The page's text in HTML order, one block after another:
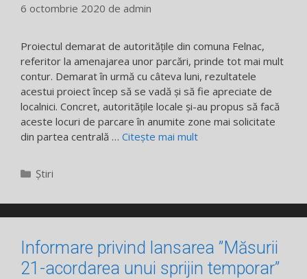
6 octombrie 2020 de admin
Proiectul demarat de autorităţile din comuna Felnac,
referitor la amenajarea unor parcări, prinde tot mai mult
contur. Demarat în urmă cu câteva luni, rezultatele
acestui proiect încep să se vadă şi să fie apreciate de
localnici. Concret, autorităţile locale şi-au propus să facă
aceste locuri de parcare în anumite zone mai solicitate
din partea centrală … Citește mai mult
Categorii
Știri
Informare privind lansarea ”Măsurii
21-acordarea unui sprijin temporar”